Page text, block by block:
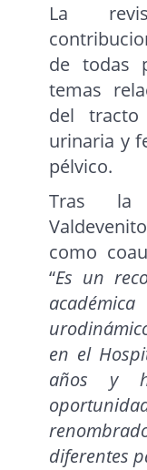
La
de todas
temas
del tracto
urinaria y
pélvico.
Tras la
como
“Es un
en el
años y
diferentes